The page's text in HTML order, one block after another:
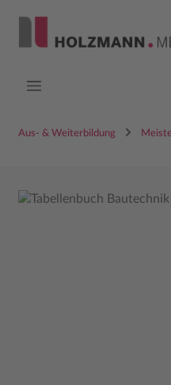
Aus- & Weiterbildung
Bildergalerie überspringen